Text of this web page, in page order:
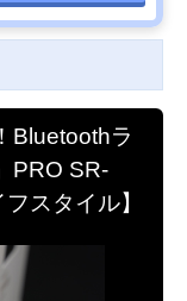
Bluetoothラ
PRO SR-
スタイル】